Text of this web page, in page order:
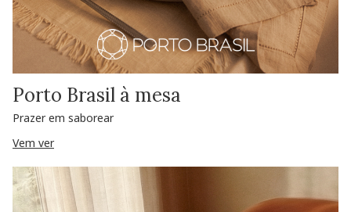
Porto Brasil à mesa
Prazer em saborear
Vem ver